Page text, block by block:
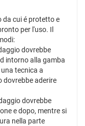
da cui é protetto e
per l'uso. Il
dovrebbe
intorno alla gamba
tecnica a
dovrebbe aderire
dovrebbe
e dopo, mentre si
nella parte